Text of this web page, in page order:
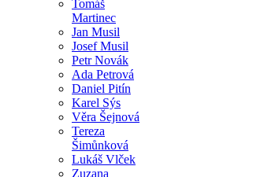
Tomáš
Martinec
Jan Musil
Josef Musil
Petr Novák
Ada Petrová
Daniel Pitín
Karel Sýs
Věra Šejnová
Tereza
Šimůnková
Lukáš Vlček
Zuzana